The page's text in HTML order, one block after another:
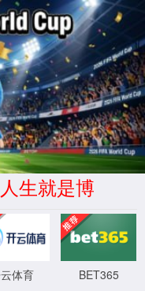
专注动物矿物
微量元素